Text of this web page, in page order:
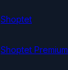
Shoptet
Shoptet Premium